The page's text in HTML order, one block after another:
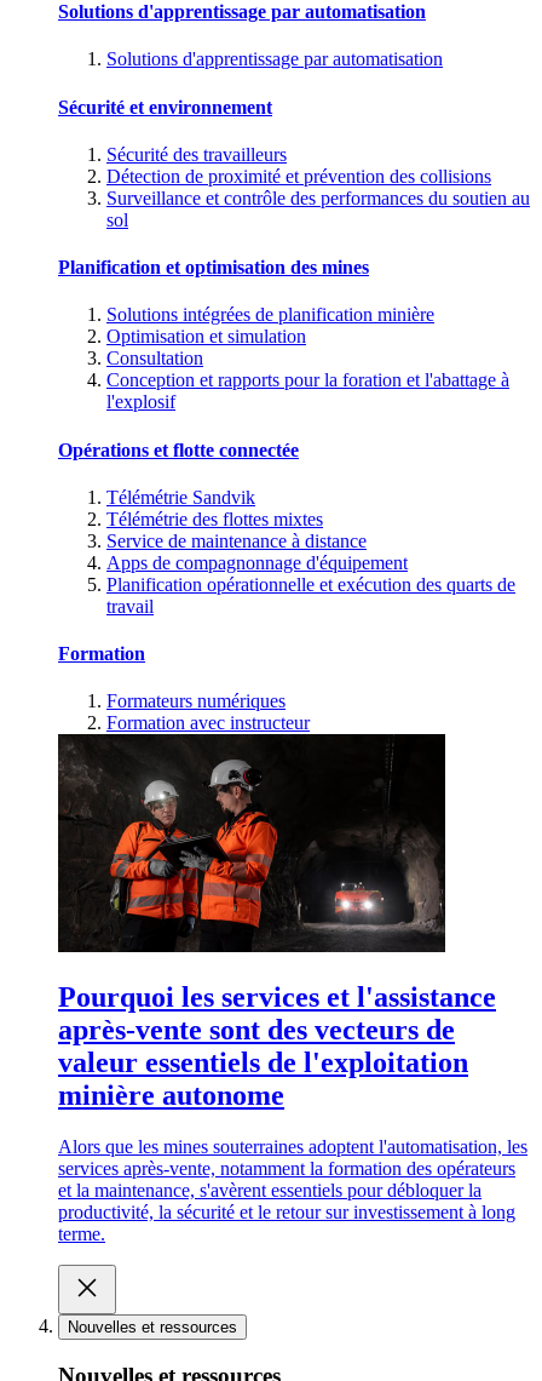
Solutions d'apprentissage par automatisation
Solutions d'apprentissage par automatisation
Sécurité et environnement
Sécurité des travailleurs
Détection de proximité et prévention des collisions
Surveillance et contrôle des performances du soutien au
sol
Planification et optimisation des mines
Solutions intégrées de planification minière
Optimisation et simulation
Consultation
Conception et rapports pour la foration et l'abattage à
l'explosif
Opérations et flotte connectée
Télémétrie Sandvik
Télémétrie des flottes mixtes
Service de maintenance à distance
Apps de compagnonnage d'équipement
Planification opérationnelle et exécution des quarts de
travail
Formation
Formateurs numériques
Formation avec instructeur
Pourquoi les services et l'assistance
après-vente sont des vecteurs de
valeur essentiels de l'exploitation
minière autonome
Alors que les mines souterraines adoptent l'automatisation, les
services après-vente, notamment la formation des opérateurs
et la maintenance, s'avèrent essentiels pour débloquer la
productivité, la sécurité et le retour sur investissement à long
terme.
Nouvelles et ressources
Nouvelles et ressources